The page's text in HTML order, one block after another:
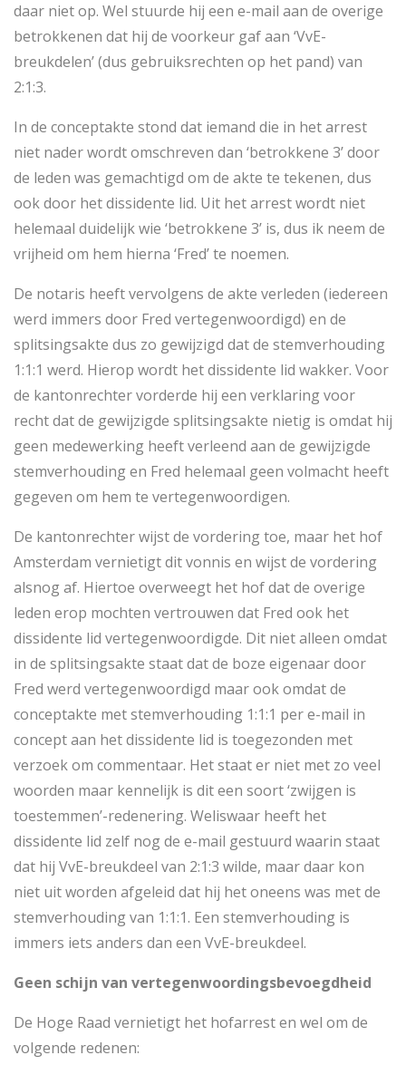
daar niet op. Wel stuurde hij een e-mail aan de overige
betrokkenen dat hij de voorkeur gaf aan ‘VvE-
breukdelen’ (dus gebruiksrechten op het pand) van
2:1:3.
In de conceptakte stond dat iemand die in het arrest
niet nader wordt omschreven dan ‘betrokkene 3’ door
de leden was gemachtigd om de akte te tekenen, dus
ook door het dissidente lid. Uit het arrest wordt niet
helemaal duidelijk wie ‘betrokkene 3’ is, dus ik neem de
vrijheid om hem hierna ‘Fred’ te noemen.
De notaris heeft vervolgens de akte verleden (iedereen
werd immers door Fred vertegenwoordigd) en de
splitsingsakte dus zo gewijzigd dat de stemverhouding
1:1:1 werd. Hierop wordt het dissidente lid wakker. Voor
de kantonrechter vorderde hij een verklaring voor
recht dat de gewijzigde splitsingsakte nietig is omdat hij
geen medewerking heeft verleend aan de gewijzigde
stemverhouding en Fred helemaal geen volmacht heeft
gegeven om hem te vertegenwoordigen.
De kantonrechter wijst de vordering toe, maar het hof
Amsterdam vernietigt dit vonnis en wijst de vordering
alsnog af. Hiertoe overweegt het hof dat de overige
leden erop mochten vertrouwen dat Fred ook het
dissidente lid vertegenwoordigde. Dit niet alleen omdat
in de splitsingsakte staat dat de boze eigenaar door
Fred werd vertegenwoordigd maar ook omdat de
conceptakte met stemverhouding 1:1:1 per e-mail in
concept aan het dissidente lid is toegezonden met
verzoek om commentaar. Het staat er niet met zo veel
woorden maar kennelijk is dit een soort ‘zwijgen is
toestemmen’-redenering. Weliswaar heeft het
dissidente lid zelf nog de e-mail gestuurd waarin staat
dat hij VvE-breukdeel van 2:1:3 wilde, maar daar kon
niet uit worden afgeleid dat hij het oneens was met de
stemverhouding van 1:1:1. Een stemverhouding is
immers iets anders dan een VvE-breukdeel.
Geen schijn van vertegenwoordingsbevoegdheid
De Hoge Raad vernietigt het hofarrest en wel om de
volgende redenen: